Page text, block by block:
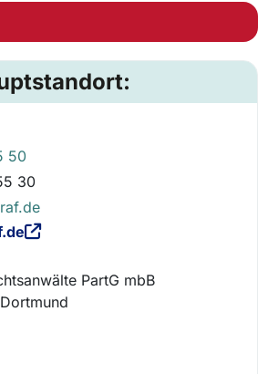
50
30
PartG mbB